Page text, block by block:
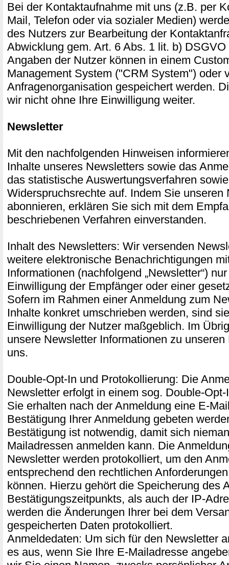
Bei der Kontaktaufnahme mit uns (z.B. per
Mail, Telefon oder via sozialer Medien)
des Nutzers zur Bearbeitung der
Abwicklung gem. Art. 6 Abs. 1 lit. b)
Angaben der Nutzer können in einem
Management System ("CRM System") oder
Anfragenorganisation gespeichert werden.
wir nicht ohne Ihre Einwilligung weiter.
Newsletter
Mit den nachfolgenden Hinweisen
Inhalte unseres Newsletters sowie das
das statistische Auswertungsverfahren
Widerspruchsrechte auf. Indem Sie unseren
abonnieren, erklären Sie sich mit dem
beschriebenen Verfahren einverstanden.
Inhalt des Newsletters: Wir versenden
weitere elektronische Benachrichtigungen
Informationen (nachfolgend „Newsletter“)
Einwilligung der Empfänger oder einer
Sofern im Rahmen einer Anmeldung zum
Inhalte konkret umschrieben werden, sind
Einwilligung der Nutzer maßgeblich. Im
unsere Newsletter Informationen zu
uns.
Double-Opt-In und Protokollierung: Die
Newsletter erfolgt in einem sog. Double-
Sie erhalten nach der Anmeldung eine E-
Bestätigung Ihrer Anmeldung gebeten
Bestätigung ist notwendig, damit sich
Mailadressen anmelden kann. Die
Newsletter werden protokolliert, um den
entsprechend den rechtlichen
können. Hierzu gehört die Speicherung des
Bestätigungszeitpunkts, als auch der IP-
werden die Änderungen Ihrer bei dem
gespeicherten Daten protokolliert.
Anmeldedaten: Um sich für den Newsletter
es aus, wenn Sie Ihre E-Mailadresse